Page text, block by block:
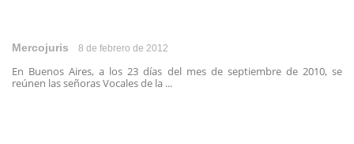
Mercojuris 8 de febrero de 2012
En Buenos Aires, a los 23 días del mes de septiembre de 2010, se
reúnen las señoras Vocales de la ...